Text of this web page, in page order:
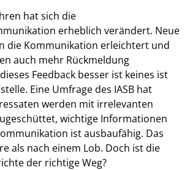
hat sich die
erheblich verändert. Neue
die Kommunikation erleichtert und
auch mehr Rückmeldung
Feedback besser ist keines ist
Eine Umfrage des IASB hat
werden mit irrelevanten
wichtige Informationen
ist ausbaufähig. Das
als nach einem Lob. Doch ist die
der richtige Weg?